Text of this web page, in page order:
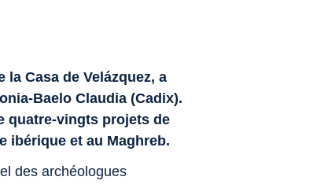
Casa de Velázquez, a
Baelo Claudia (Cadix).
quatre-vingts projets de
ibérique et au Maghreb.
des archéologues